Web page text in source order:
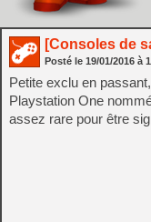
[Consoles de
Posté le 19/01/2016 à
Petite exclu en
Playstation One
assez rare pour être